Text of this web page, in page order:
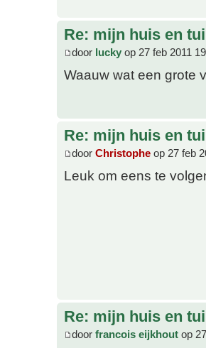
Re: mijn huis en
door lucky op 27 feb 2011
Waauw wat een grote
Re: mijn huis en
door Christophe op 27 feb
Leuk om eens te
Re: mijn huis en
door francois eijkhout op